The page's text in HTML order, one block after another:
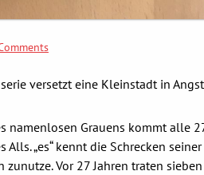
versetzt eine Kleinstadt in Angst
namenlosen Grauens kommt alle
Alls. „es“ kennt die Schrecken seiner
Vor 27 Jahren traten sieben